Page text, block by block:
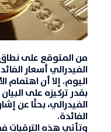
من المتوقع على
الفيدراليأسعار
اليوم. إلا أن اهتمام
بقدر تركيزه على
الفيدرالي، بحثًا عن
الفائدة.
وتأتي هذه